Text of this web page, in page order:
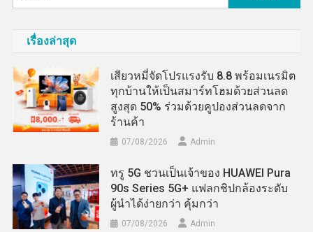
สำหรับ:
เรื่องล่าสุด
เสียวหมี่จัดโปรแรงรับ 8.8 พร้อมเนรมิต
ทุกบ้านให้เป็นสมาร์ทโฮมด้วยส่วนลด
สูงสุด 50% ร่วมด้วยคูปองส่วนลดจาก
ร้านค้า
07/08/2026 Admin
ทรู 5G ชวนเป็นเจ้าของ HUAWEI Pura
90s Series 5G+ แฟลกชิปกล้องระดับ
ผู้นำได้ง่ายกว่า คุ้มกว่า
07/08/2026 Admin